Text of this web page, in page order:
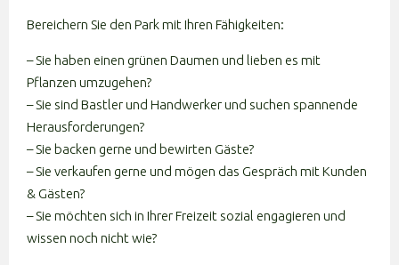
Bereichern Sie den Park mit Ihren Fähigkeiten:
– Sie haben einen grünen Daumen und lieben es mit
Pflanzen umzugehen?
– Sie sind Bastler und Handwerker und suchen spannende
Herausforderungen?
– Sie backen gerne und bewirten Gäste?
– Sie verkaufen gerne und mögen das Gespräch mit Kunden
& Gästen?
– Sie möchten sich in Ihrer Freizeit sozial engagieren und
wissen noch nicht wie?